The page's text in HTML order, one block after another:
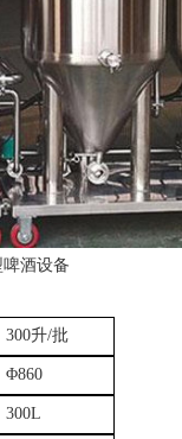
酒设备
300升/批
Φ860
300L